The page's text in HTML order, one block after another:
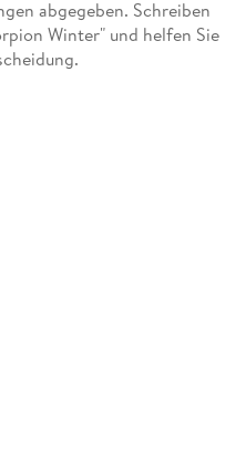
abgegeben. Schreiben
Winter" und helfen Sie